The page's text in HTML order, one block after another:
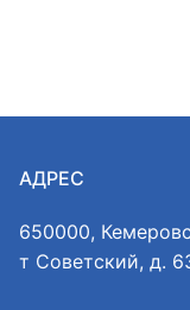
АДРЕС
650000,
т Советский, д.